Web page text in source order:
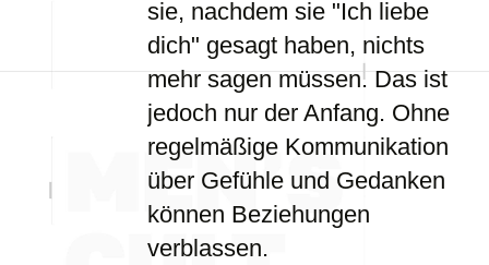
sie, nachdem sie "Ich liebe
dich" gesagt haben, nichts
mehr sagen müssen. Das ist
jedoch nur der Anfang. Ohne
regelmäßige Kommunikation
über Gefühle und Gedanken
können Beziehungen
verblassen.